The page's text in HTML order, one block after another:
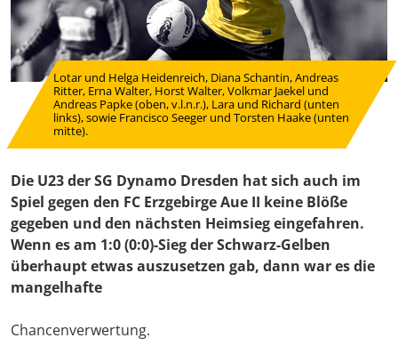
Lotar und Helga Heidenreich, Diana Schantin, Andreas
Ritter, Erna Walter, Horst Walter, Volkmar Jaekel und
Andreas Papke (oben, v.l.n.r.), Lara und Richard (unten
links), sowie Francisco Seeger und Torsten Haake (unten
mitte).
Die U23 der SG Dynamo Dresden hat sich auch im
Spiel gegen den FC Erzgebirge Aue II keine Blöße
gegeben und den nächsten Heimsieg eingefahren.
Wenn es am 1:0 (0:0)-Sieg der Schwarz-Gelben
überhaupt etwas auszusetzen gab, dann war es die
mangelhafte
Chancenverwertung.